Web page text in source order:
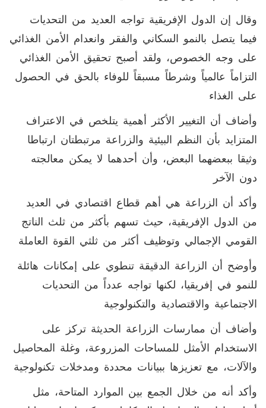
وقال إن الدول الإفريقية تواجه العديد من التحديات
فيما يتصل بالنمو السكاني والفقر وانعدام الأمن الغذائي
على وجه الخصوص، ولقد أصبح تحقيق الأمن الغذائي
التزاماً عالمياً وشرطاً مسبقاً للوفاء بالحق في الحصول
على الغذاء
وأضاف أن التغيير الأكثر أهمية يتلخص في الاعتراف
المتزايد بأن النظم البيئية والزراعة مرتبطتان ارتباطا
وثيقا ببعضهما البعض، وأن أحدهما لا يمكن معالجته
دون الآخر
وأكد أن الزراعة هي أهم قطاع اقتصادي في العديد
من الدول الإفريقية، حيث تسهم بأكثر من ثلث الناتج
القومي الإجمالي وتوظيف أكثر من ثلثي القوة العاملة
وأوضح أن الزراعة الدقيقة تنطوي على إمكانات هائلة
للنمو في إفريقيا، لكنها تواجه عدداً من التحديات
الاجتماعية والاقتصادية والتكنولوجية
وأضاف أن ممارسات الزراعة الحديثة تركز على
الاستخدام الأمثل للمساحات المزروعة، وغلة المحاصيل
والآلات، مع تعزيزها ببيانات محددة ومدخلات تكنولوجية
وأكد أنه من خلال الجمع بين الموارد المتاحة، مثل